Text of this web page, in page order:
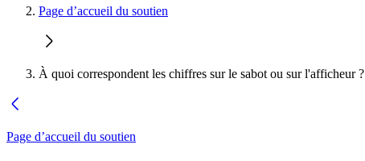
Page d’accueil du soutien
À quoi correspondent les chiffres sur le sabot ou sur l'afficheur ?
Page d’accueil du soutien